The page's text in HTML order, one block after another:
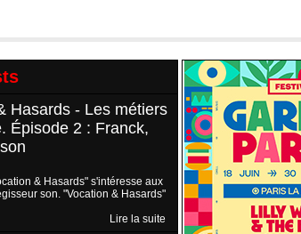
Hasards - Les métiers
Épisode 2 : Franck,
& Hasards" s'intéresse aux
son. "Vocation & Hasards"
Lire la suite